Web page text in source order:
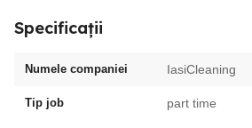
Specificații
Numele companiei IasiCleaning
Tip job part time